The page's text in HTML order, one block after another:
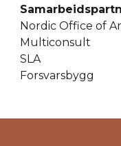
Nordic Office of
Multiconsult
SLA
Forsvarsbygg